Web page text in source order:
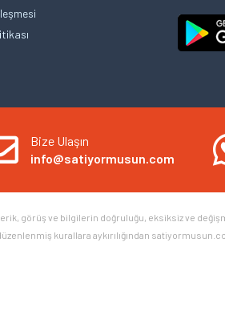
Bize Ulaşın
info@satiyormusun.com
görüş ve bilgilerin doğruluğu, eksiksiz ve
kurallara aykırılığından